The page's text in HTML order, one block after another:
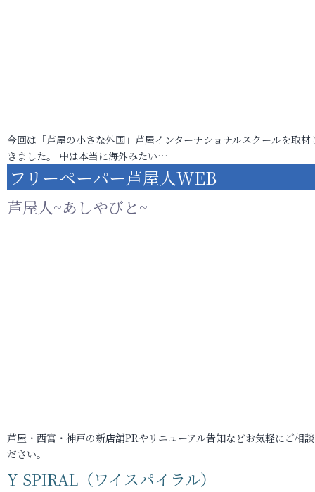
今回は「芦屋の小さな外国」芦屋インターナショナルスクールを取材
きました。 中は本当に海外みたい…
フリーペーパー芦屋人WEB
芦屋人~あしやびと~
芦屋・西宮・神戸の新店舗PRやリニューアル告知などお気軽にご相
ださい。
Y-SPIRAL（ワイスパイラル）